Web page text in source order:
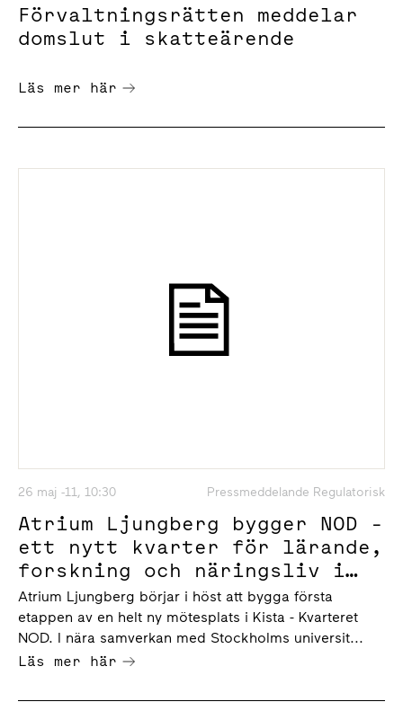
Förvaltningsrätten meddelar
domslut i skatteärende
Läs mer här
26 maj -11, 10:30 Pressmeddelande Regulatorisk
Atrium Ljungberg bygger NOD -
ett nytt kvarter för lärande,
forskning och näringsliv i
Kista.
Atrium Ljungberg börjar i höst att bygga första
etappen av en helt ny mötesplats i Kista - Kvarteret
NOD. I nära samverkan med Stockholms universit...
Läs mer här